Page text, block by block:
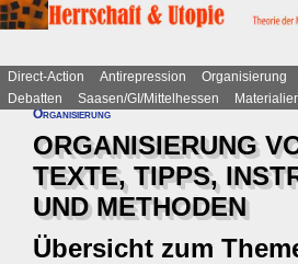
Direct-Action Antirepression Organisierung
Debatten
Saasen/GI/Mittelhessen
Organisierung
ORGANISIERUNG
TEXTE, TIPPS,
UND METHODEN
Übersicht zum